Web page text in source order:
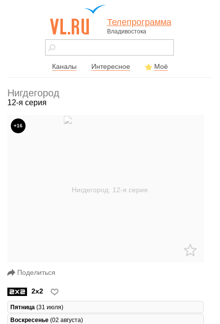
vl.ru - сайт
города
Телепрограмма
Владивостока
Каналы Интересное Моё
Нигдегород
12-я серия
+16
Поделиться
2x2
Пятница (31 июля)
Воскресенье (02 августа)